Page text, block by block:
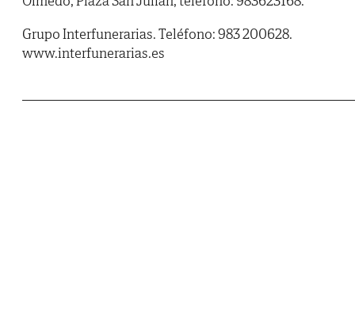
Grupo Interfunerarias. Teléfono: 983 200628.
www.interfunerarias.es